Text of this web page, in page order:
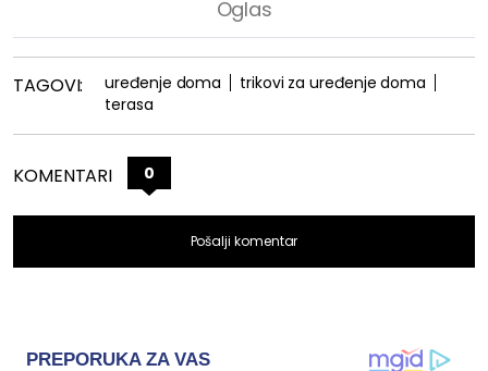
TAGOVI: uređenje doma
trikovi za uređenje doma
terasa
KOMENTARI 0
Pošalji komentar
PREPORUKA ZA VAS